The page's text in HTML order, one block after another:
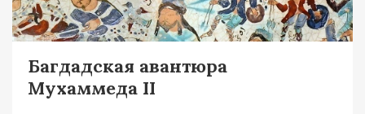
Багдадская авантюра
Мухаммеда II